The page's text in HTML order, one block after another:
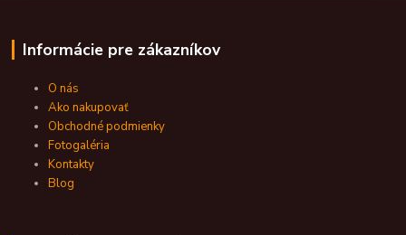
Informácie pre zákazníkov
O nás
Ako nakupovať
Obchodné podmienky
Fotogaléria
Kontakty
Blog